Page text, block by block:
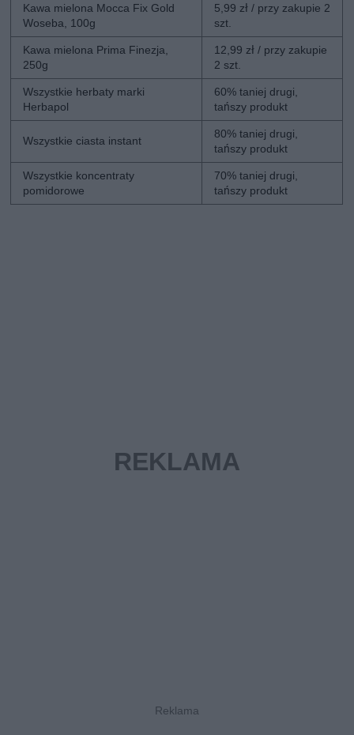
Kawa mielona Mocca Fix Gold
Woseba, 100g
5,99 zł / przy zakupie 2
szt.
Kawa mielona Prima Finezja,
250g
12,99 zł / przy zakupie
2 szt.
Wszystkie herbaty marki
Herbapol
60% taniej drugi,
tańszy produkt
Wszystkie ciasta instant
80% taniej drugi,
tańszy produkt
Wszystkie koncentraty
pomidorowe
70% taniej drugi,
tańszy produkt